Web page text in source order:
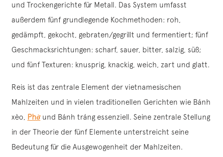
und Trockengerichte für Metall. Das System umfasst
außerdem fünf grundlegende Kochmethoden: roh,
gedämpft, gekocht, gebraten/gegrillt und fermentiert; fünf
Geschmacksrichtungen: scharf, sauer, bitter, salzig, süß;
und fünf Texturen: knusprig, knackig, weich, zart und glatt.
Reis ist das zentrale Element der vietnamesischen
Mahlzeiten und in vielen traditionellen Gerichten wie Bánh
xèo, Phởund Bánh tráng essenziell. Seine zentrale Stellung
in der Theorie der fünf Elemente unterstreicht seine
Bedeutung für die Ausgewogenheit der Mahlzeiten.